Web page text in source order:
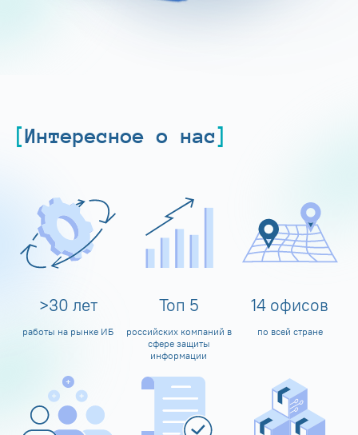
Интересное о нас
>30 лет
работы на рынке ИБ
Топ 5
российских компаний в
сфере защиты
информации
14 офисов
по всей стране